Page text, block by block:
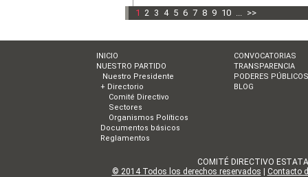
1 2 3 4 5 6 7 8 9 10 ... >>
INICIO
NUESTRO PARTIDO
Nuestro Presidente
+ Directorio
Comité Directivo
Sectores
Organismos Políticos
Documentos básicos
Reglamentos
CONVOCATORIAS
TRANSPARENCIA
PODERES PÚBLICOS
BLOG
COMITÉ DIRECTIVO
© 2014 Todos los derechos reservados
Contacto